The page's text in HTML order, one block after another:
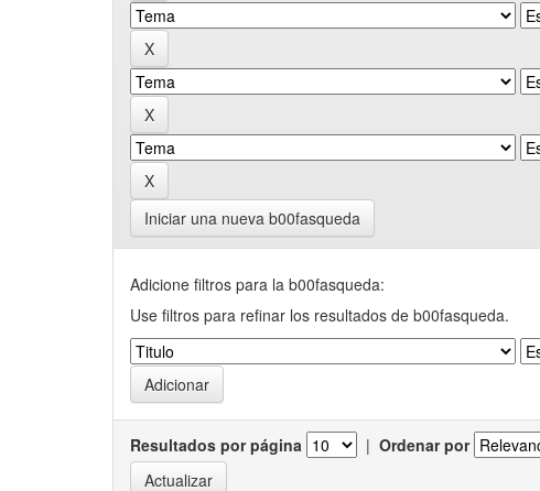
Iniciar una nueva b00fasqueda
Adicione filtros para la b00fasqueda:
Use filtros para refinar los resultados de b00fasqueda.
Resultados por página | Ordenar por